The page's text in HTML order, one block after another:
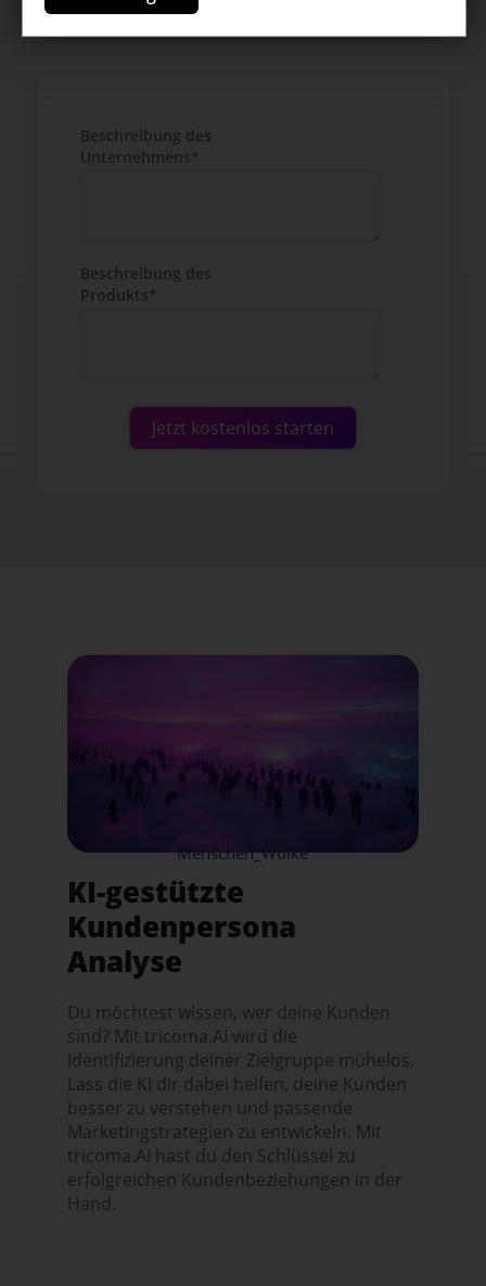
Beschreibung des
Unternehmens*
Beschreibung des
Produkts*
Jetzt kostenlos starten
Menschen_Wolke
KI-gestützte
Kundenpersona
Analyse
Du möchtest wissen, wer deine Kunden
sind? Mit tricoma.AI wird die
Identifizierung deiner Zielgruppe mühelos.
Lass die KI dir dabei helfen, deine Kunden
besser zu verstehen und passende
Marketingstrategien zu entwickeln. Mit
tricoma.AI hast du den Schlüssel zu
erfolgreichen Kundenbeziehungen in der
Hand.